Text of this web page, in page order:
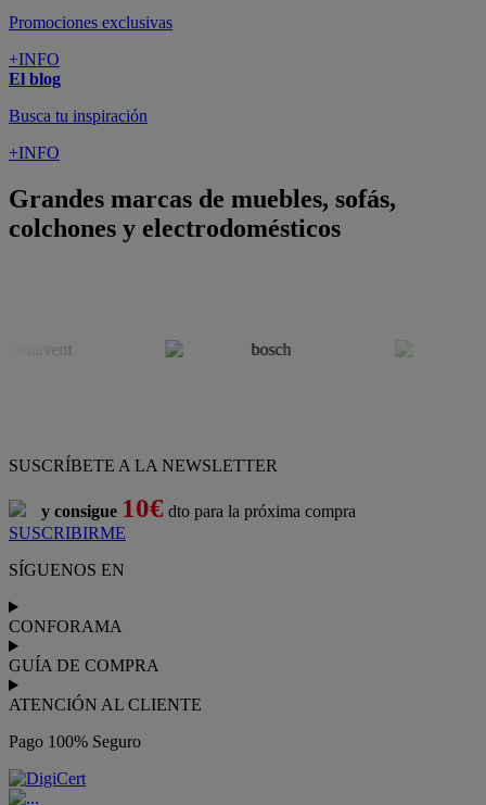
Promociones exclusivas
+INFO
El blog
Busca tu inspiración
+INFO
Grandes marcas de muebles, sofás,
colchones y electrodomésticos
SUSCRÍBETE A LA NEWSLETTER
y consigue 10€ dto para la próxima compra
SUSCRIBIRME
SÍGUENOS EN
CONFORAMA
GUÍA DE COMPRA
ATENCIÓN AL CLIENTE
Pago 100% Seguro